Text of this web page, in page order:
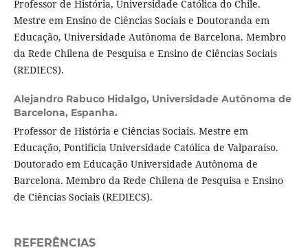
Professor de História, Universidade Católica do Chile.
Mestre em Ensino de Ciências Sociais e Doutoranda em
Educação, Universidade Autônoma de Barcelona. Membro
da Rede Chilena de Pesquisa e Ensino de Ciências Sociais
(REDIECS).
Alejandro Rabuco Hidalgo, Universidade Autônoma de
Barcelona, Espanha.
Professor de História e Ciências Sociais. Mestre em
Educação, Pontifícia Universidade Católica de Valparaíso.
Doutorado em Educação Universidade Autônoma de
Barcelona. Membro da Rede Chilena de Pesquisa e Ensino
de Ciências Sociais (REDIECS).
REFERÊNCIAS